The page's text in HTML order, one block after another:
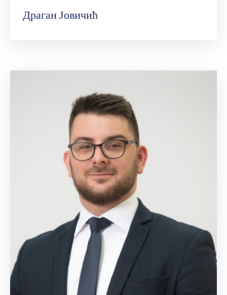
Драган Јовичић